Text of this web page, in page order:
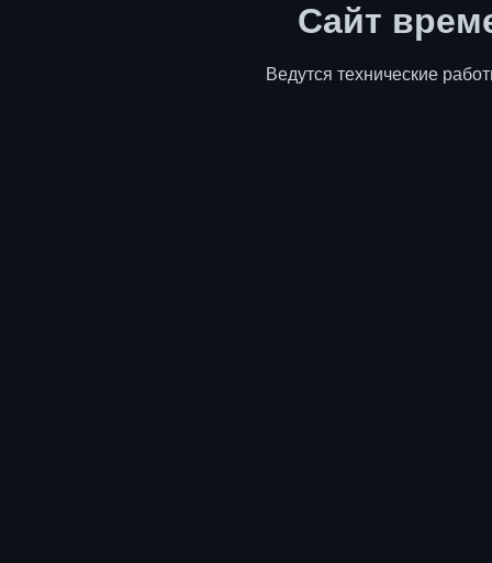
Сайт
Ведутся технические